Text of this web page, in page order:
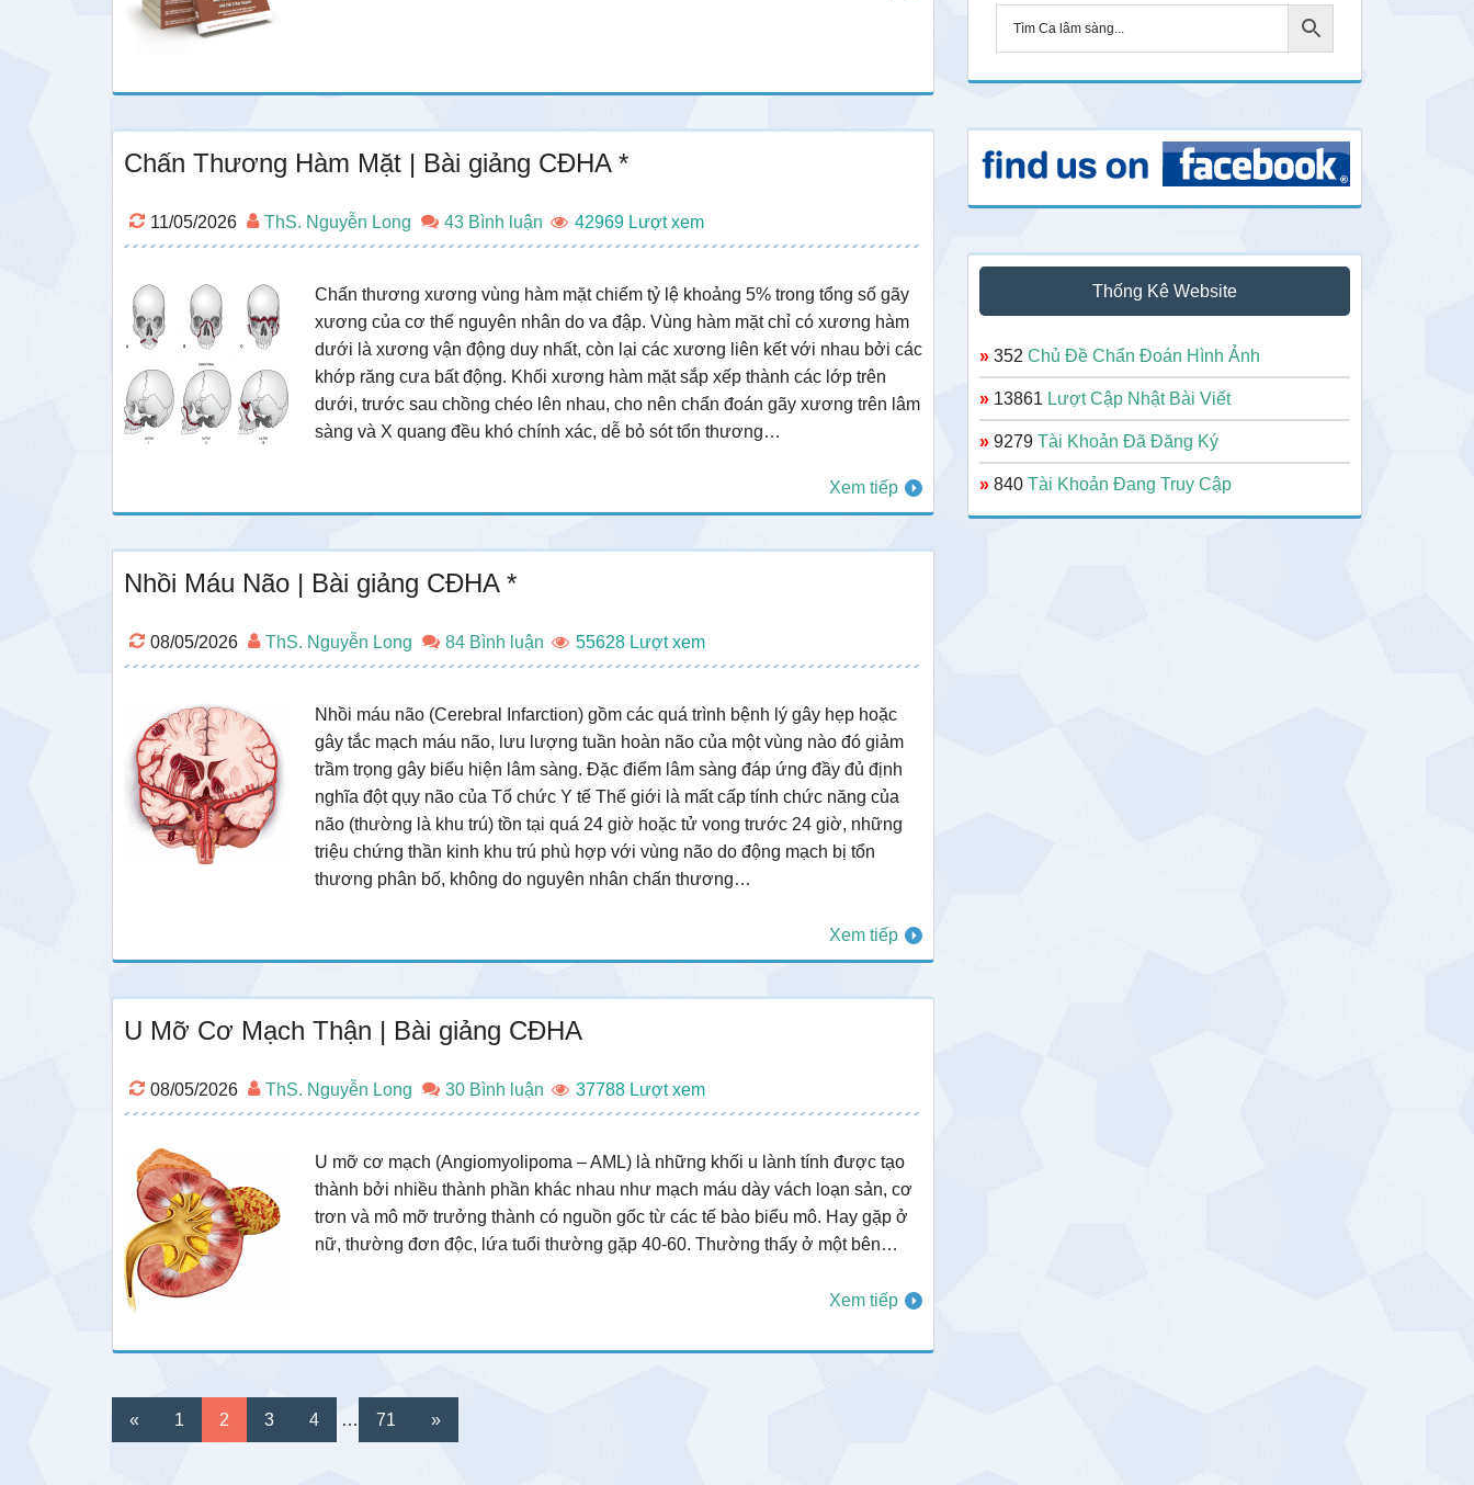
Chấn Thương Hàm Mặt | Bài giảng CĐHA *
11/05/2026 ThS. Nguyễn Long 43 Bình luận 42969
Chấn thương xương vùng hàm mặt chiếm tỷ lệ khoảng 5% trong tổng số gãy
xương của cơ thể nguyên nhân do va đập. Vùng hàm mặt chỉ có xương hàm
dưới là xương vận động duy nhất, còn lại các xương liên kết với nhau bởi các
khớp răng cưa bất động. Khối xương hàm mặt sắp xếp thành các lớp trên
dưới, trước sau chồng chéo lên nhau, cho nên chẩn đoán gãy xương trên lâm
sàng và X quang đều khó chính xác, dễ bỏ sót tổn thương…
Xem tiếp
Nhồi Máu Não | Bài giảng CĐHA *
08/05/2026 ThS. Nguyễn Long 84 Bình luận 55628
Nhồi máu não (Cerebral Infarction) gồm các quá trình bệnh lý gây hẹp hoặc
gây tắc mạch máu não, lưu lượng tuần hoàn não của một vùng nào đó giảm
trầm trọng gây biểu hiện lâm sàng. Đặc điểm lâm sàng đáp ứng đầy đủ định
nghĩa đột qụy não của Tổ chức Y tế Thế giới là mất cấp tính chức năng của
não (thường là khu trú) tồn tại quá 24 giờ hoặc tử vong trước 24 giờ, những
triệu chứng thần kinh khu trú phù hợp với vùng não do động mạch bị tổn
thương phân bố, không do nguyên nhân chấn thương…
Xem tiếp
U Mỡ Cơ Mạch Thận | Bài giảng CĐHA
08/05/2026 ThS. Nguyễn Long 30 Bình luận 37788
U mỡ cơ mạch (Angiomyolipoma – AML) là những khối u lành tính được tạo
thành bởi nhiều thành phần khác nhau như mạch máu dày vách loạn sản, cơ
trơn và mô mỡ trưởng thành có nguồn gốc từ các tế bào biểu mô. Hay gặp ở
nữ, thường đơn độc, lứa tuổi thường gặp 40-60. Thường thấy ở một bên…
Xem tiếp
«
Go
to
1
Go
to
2
Go
to
3
Go
to
4
Interim
…
Go
to
71 »
Thống Kê Website
» 352 Chủ Đề Chẩn Đoán Hình Ảnh
» 13861 Lượt Cập Nhật Bài Viết
» 9279 Tài Khoản Đã Đăng Ký
» 840 Tài Khoản Đang Truy Cập